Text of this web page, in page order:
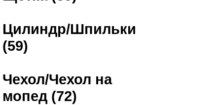
Цилиндр/Шпильки
(59)
Чехол/Чехол на
мопед (72)